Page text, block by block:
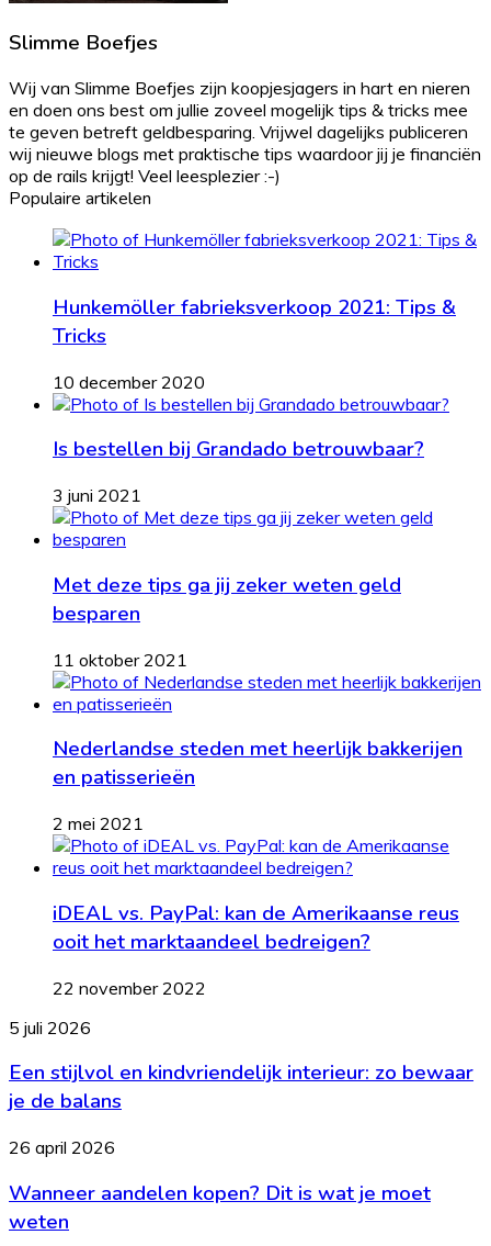
Slimme Boefjes
Wij van Slimme Boefjes zijn koopjesjagers in hart en nieren
en doen ons best om jullie zoveel mogelijk tips & tricks mee
te geven betreft geldbesparing. Vrijwel dagelijks publiceren
wij nieuwe blogs met praktische tips waardoor jij je financiën
op de rails krijgt! Veel leesplezier :-)
Populaire artikelen
Hunkemöller fabrieksverkoop 2021: Tips &
Tricks
10 december 2020
Is bestellen bij Grandado betrouwbaar?
3 juni 2021
Met deze tips ga jij zeker weten geld
besparen
11 oktober 2021
Nederlandse steden met heerlijk bakkerijen
en patisserieën
2 mei 2021
iDEAL vs. PayPal: kan de Amerikaanse reus
ooit het marktaandeel bedreigen?
22 november 2022
Een
en
kindvriendelijk
interieur:
bewaar
de
balans
5 juli 2026
Een stijlvol en kindvriendelijk interieur: zo bewaar
je de balans
Wanneer
kopen?
is
26 april 2026
Wanneer aandelen kopen? Dit is wat je moet
weten